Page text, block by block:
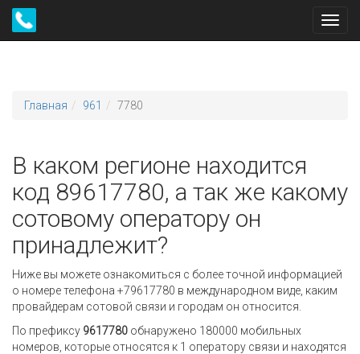
Главная 961 7780
В каком регионе находится
код 89617780, а так же какому
сотовому оператору он
принадлежит?
Ниже вы можете ознакомиться с более точной информацией
о номере телефона +79617780 в международном виде, каким
провайдерам сотовой связи и городам он относится.
По префиксу 9617780 обнаружено 180000 мобильных
номеров, которые относятся к 1 оператору связи и находятся